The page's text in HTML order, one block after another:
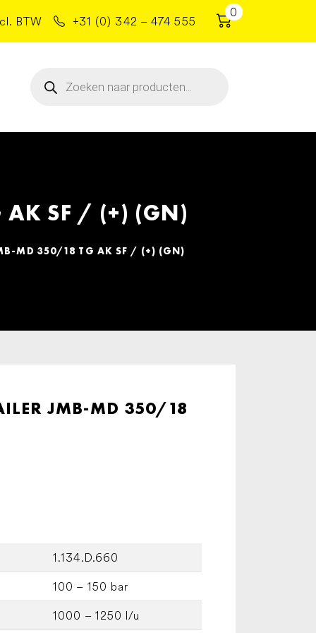
BTW +31 (0) 342 – 474 555
0
zoeken
AK SF / (+) (GN)
MD 350/18 TG AK SF / (+) (GN)
JMB-MD 350/18
1.134.D.660
100 – 150 bar
1000 – 1250 l/u